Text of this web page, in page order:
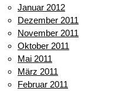
Januar 2012
Dezember 2011
November 2011
Oktober 2011
Mai 2011
März 2011
Februar 2011